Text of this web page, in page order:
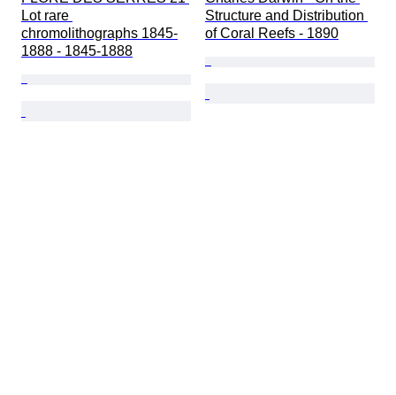
Lot rare
chromolithographs 1845-
1888 - 1845-1888
Structure and Distribution
of Coral Reefs - 1890